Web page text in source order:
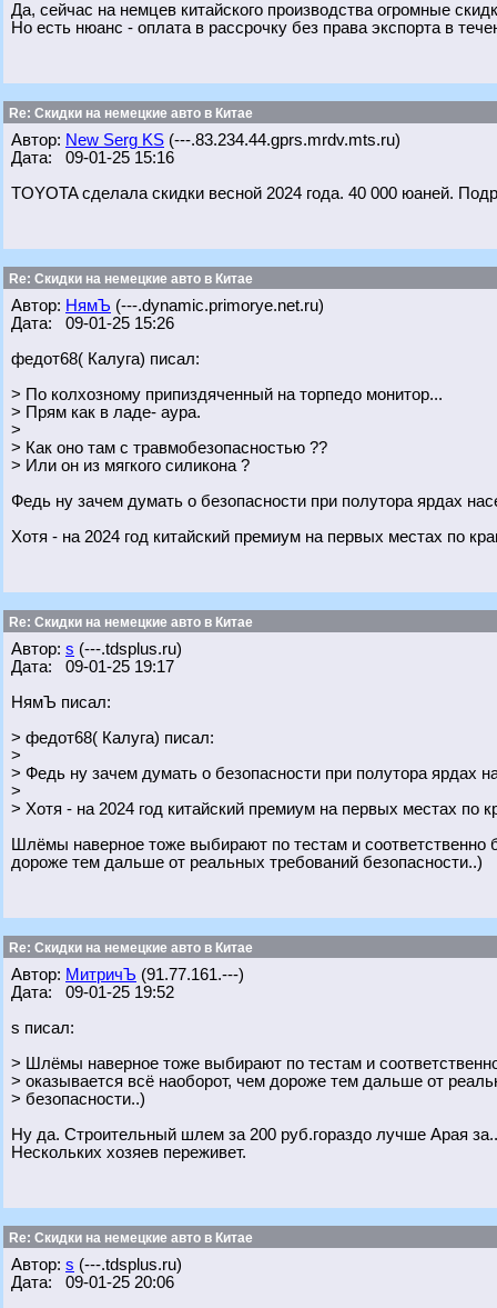
Да, сейчас на немцев китайского производства огромные
Но есть нюанс - оплата в рассрочку без права экспорта в
Re: Скидки на немецкие авто в Китае
Автор: New Serg KS (---.83.234.44.gprs.mrdv.mts.ru)
Дата: 09-01-25 15:16
TOYOTA сделала скидки весной 2024 года. 40 000 юаней.
Re: Скидки на немецкие авто в Китае
Автор: НямЪ (---.dynamic.primorye.net.ru)
Дата: 09-01-25 15:26
федот68( Калуга) писал:
> По колхозному припиздяченный на торпедо монитор...
> Прям как в ладе- аура.
>
> Как оно там с травмобезопасностью ??
> Или он из мягкого силикона ?
Федь ну зачем думать о безопасности при полутора ярдах
Хотя - на 2024 год китайский премиум на первых местах по
Re: Скидки на немецкие авто в Китае
Автор: s (---.tdsplus.ru)
Дата: 09-01-25 19:17
НямЪ писал:
> федот68( Калуга) писал:
>
> Федь ну зачем думать о безопасности при полутора ярдах
>
> Хотя - на 2024 год китайский премиум на первых местах по
Шлёмы наверное тоже выбирают по тестам и
дороже тем дальше от реальных требований безопасности..)
Re: Скидки на немецкие авто в Китае
Автор: МитричЪ (91.77.161.---)
Дата: 09-01-25 19:52
s писал:
> Шлёмы наверное тоже выбирают по тестам и
> оказывается всё наоборот, чем дороже тем дальше от
> безопасности..)
Ну да. Строительный шлем за 200 руб.гораздо лучше Арая
Нескольких хозяев переживет.
Re: Скидки на немецкие авто в Китае
Автор: s (---.tdsplus.ru)
Дата: 09-01-25 20:06